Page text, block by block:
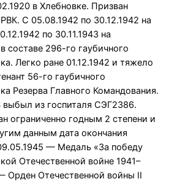
в Хлебновке. Призван
С 05.08.1942 по 30.12.1942 на
по 30.11.1943 на
составе 296-го гаубичного
Легко ране 01.12.1942 и тяжело
56-го гаубичного
Резерва Главного Командования.
выбыл из госпиталя СЭГ2386.
ограниченно годным 2 степени и
данным дата окончания
— Медаль «За победу
Отечественной войне 1941–
Орден Отечественной войны II